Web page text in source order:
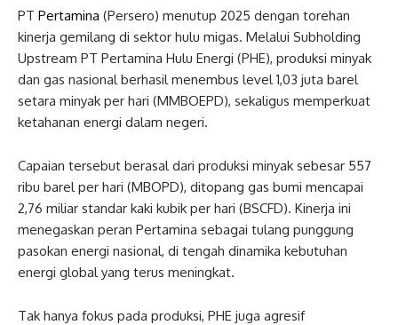
PT Pertamina (Persero) menutup 2025 dengan torehan
kinerja gemilang di sektor hulu migas. Melalui Subholding
Upstream PT Pertamina Hulu Energi (PHE), produksi minyak
dan gas nasional berhasil menembus level 1,03 juta barel
setara minyak per hari (MMBOEPD), sekaligus memperkuat
ketahanan energi dalam negeri.
Capaian tersebut berasal dari produksi minyak sebesar 557
ribu barel per hari (MBOPD), ditopang gas bumi mencapai
2,76 miliar standar kaki kubik per hari (BSCFD). Kinerja ini
menegaskan peran Pertamina sebagai tulang punggung
pasokan energi nasional, di tengah dinamika kebutuhan
energi global yang terus meningkat.
Tak hanya fokus pada produksi, PHE juga agresif